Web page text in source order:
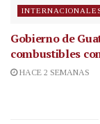
Gobierno de
combustibles
HACE 2 SEMANAS